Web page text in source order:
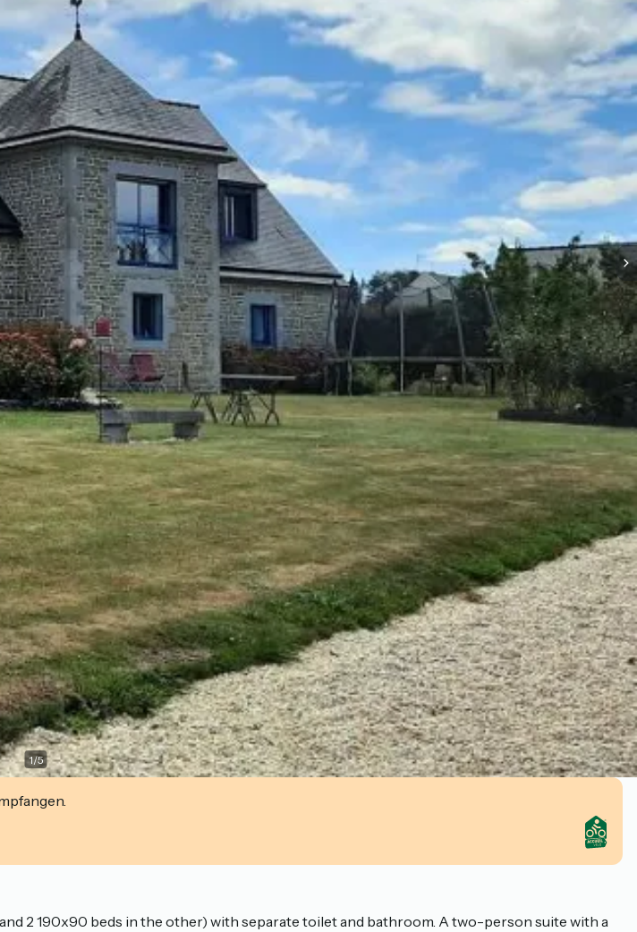
1/5
2 190x90 beds in the other) with separate toilet and bathroom. A two-person suite with a